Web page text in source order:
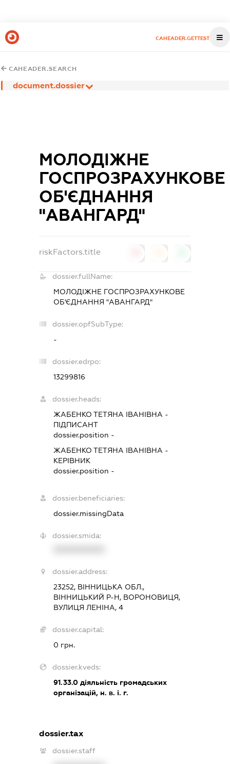
CAHEADER.GETTEST
CAHEADER.SEARCH
document.dossier
МОЛОДІЖНЕ
ГОСПРОЗРАХУНКОВЕ
ОБ'ЄДНАННЯ
"АВАНГАРД"
riskFactors.title
dossier.fullName:
МОЛОДІЖНЕ ГОСПРОЗРАХУНКОВЕ
ОБ'ЄДНАННЯ "АВАНГАРД"
dossier.opfSubType:
-
dossier.edrpo:
13299816
dossier.heads:
ЖАБЕНКО ТЕТЯНА ІВАНІВНА -
ПІДПИСАНТ
dossier.position -
ЖАБЕНКО ТЕТЯНА ІВАНІВНА -
КЕРІВНИК
dossier.position -
dossier.beneficiaries:
dossier.missingData
dossier.smida:
dossier.address:
23252, ВІННИЦЬКА ОБЛ.,
ВІННИЦЬКИЙ Р-Н, ВОРОНОВИЦЯ,
ВУЛИЦЯ ЛЕНІНА, 4
dossier.capital:
0 грн.
dossier.kveds:
91.33.0діяльність громадських
організацій, н. в. і. г.
dossier.tax
dossier.staff